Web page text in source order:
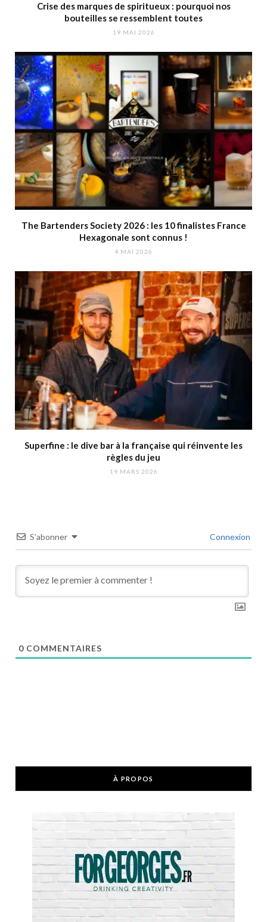
Crise des marques de spiritueux : pourquoi nos
bouteilles se ressemblent toutes
19 MAI 2026
The Bartenders Society 2026 : les 10 finalistes France
Hexagonale sont connus !
4 MAI 2026
Superfine : le dive bar à la française qui réinvente les
règles du jeu
19 MARS 2026
S’abonner Connexion
0 COMMENTAIRES
À PROPOS